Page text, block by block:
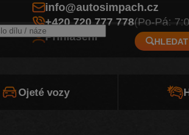
info@autosimpach.cz
+420 720 777 778(Po-Pá:
Přihlášení
Ojeté vozy
HLEDAT